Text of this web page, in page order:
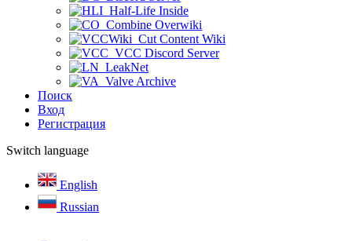
Half-Life Inside
Combine Overwiki
Cut Content Wiki
VCC Discord Server
LeakNet
Valve Archive
Поиск
Вход
Регистрация
Switch language
English
Russian